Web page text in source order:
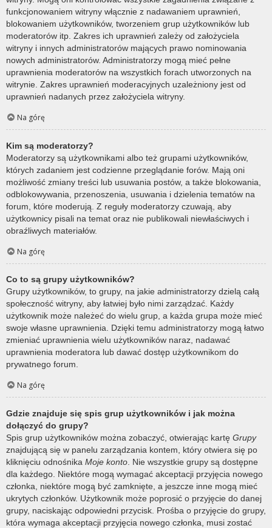
funkcjonowaniem witryny włącznie z nadawaniem uprawnień,
blokowaniem użytkowników, tworzeniem grup użytkowników lub
moderatorów itp. Zakres ich uprawnień zależy od założyciela
witryny i innych administratorów mających prawo nominowania
nowych administratorów. Administratorzy mogą mieć pełne
uprawnienia moderatorów na wszystkich forach utworzonych na
witrynie. Zakres uprawnień moderacyjnych uzależniony jest od
uprawnień nadanych przez założyciela witryny.
Na górę
Kim są moderatorzy?
Moderatorzy są użytkownikami albo też grupami użytkowników,
których zadaniem jest codzienne przeglądanie forów. Mają oni
możliwość zmiany treści lub usuwania postów, a także blokowania,
odblokowywania, przenoszenia, usuwania i dzielenia tematów na
forum, które moderują. Z reguły moderatorzy czuwają, aby
użytkownicy pisali na temat oraz nie publikowali niewłaściwych i
obraźliwych materiałów.
Na górę
Co to są grupy użytkowników?
Grupy użytkowników, to grupy, na jakie administratorzy dzielą całą
społeczność witryny, aby łatwiej było nimi zarządzać. Każdy
użytkownik może należeć do wielu grup, a każda grupa może mieć
swoje własne uprawnienia. Dzięki temu administratorzy mogą łatwo
zmieniać uprawnienia wielu użytkowników naraz, nadawać
uprawnienia moderatora lub dawać dostęp użytkownikom do
prywatnego forum.
Na górę
Gdzie znajduje się spis grup użytkowników i jak można
dołączyć do grupy?
Spis grup użytkowników można zobaczyć, otwierając kartę Grupy
znajdującą się w panelu zarządzania kontem, który otwiera się po
kliknięciu odnośnika Moje konto . Nie wszystkie grupy są dostępne
dla każdego. Niektóre mogą wymagać akceptacji przyjęcia nowego
członka, niektóre mogą być zamknięte, a jeszcze inne mogą mieć
ukrytych członków. Użytkownik może poprosić o przyjęcie do danej
grupy, naciskając odpowiedni przycisk. Prośba o przyjęcie do grupy,
która wymaga akceptacji przyjęcia nowego członka, musi zostać